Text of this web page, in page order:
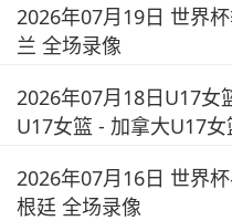
2026年07月19日 世界
兰 全场录像
2026年07月18日U17女
U17女篮 - 加拿大U17
2026年07月16日 世界
根廷 全场录像